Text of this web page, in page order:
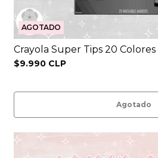
AGOTADO
Crayola Super Tips 20 Colores
$9.990 CLP
Agotado